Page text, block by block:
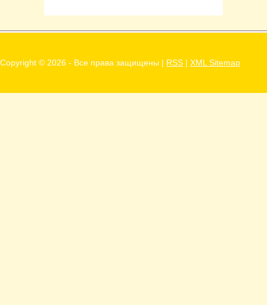
Copyright © 2026 - Все права защищены | RSS | XML Sitemap